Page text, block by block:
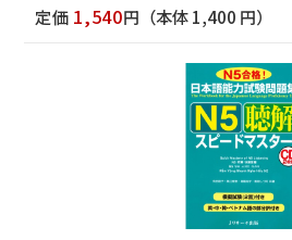
定価 1,540円 （本体 1,400 円）